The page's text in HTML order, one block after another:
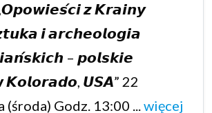
𝙯 𝙆𝙧𝙖𝙞𝙣𝙮
𝙞 𝙖𝙧𝙘𝙝𝙚𝙤𝙡𝙤𝙜𝙞𝙖
– 𝙥𝙤𝙡𝙨𝙠𝙞𝙚
𝙐𝙎𝘼” 22
(środa) Godz. 13:00 ...więcej